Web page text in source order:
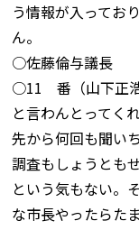
う情報が入ってお
ん。
○佐藤倫与議長
○11 番（山下正
と言わんとってく
先から何回も聞い
調査もしょうとも
という気もない。
な市長やったらた